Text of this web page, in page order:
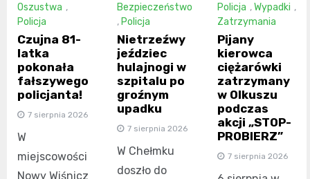
Oszustwa ,
Policja
Czujna 81-
latka
pokonała
fałszywego
policjanta!
7 sierpnia 2026
W
miejscowości
Nowy Wiśnicz
Bezpieczeństwo
, Policja
Nietrzeźwy
jeździec
hulajnogi w
szpitalu po
groźnym
upadku
7 sierpnia 2026
W Chełmku
doszło do
Policja ,Wypadki ,
Zatrzymania
Pijany
kierowca
ciężarówki
zatrzymany
w Olkuszu
podczas
akcji „STOP-
PROBIERZ”
7 sierpnia 2026